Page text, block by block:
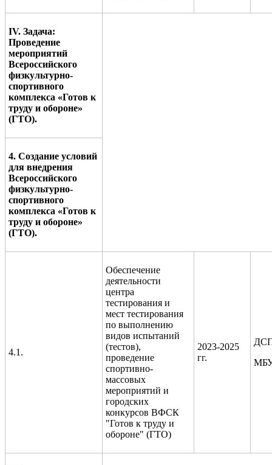
IV. Задача:
Проведение
мероприятий
Всероссийского
физкультурно-
спортивного
комплекса «Готов к
труду и обороне»
(ГТО).
4. Создание условий
для внедрения
Всероссийского
физкультурно-
спортивного
комплекса «Готов к
труду и обороне»
(ГТО).
4.1.
Обеспечение
деятельности
центра
тестирования и
мест тестирования
по выполнению
видов испытаний
(тестов),
проведение
спортивно-
массовых
мероприятий и
городских
конкурсов ВФСК
"Готов к труду и
обороне" (ГТО)
2023-2025
гг.